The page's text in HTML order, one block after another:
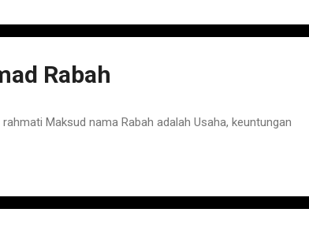
Rabah
Maksud nama Rabah adalah Usaha, keuntungan